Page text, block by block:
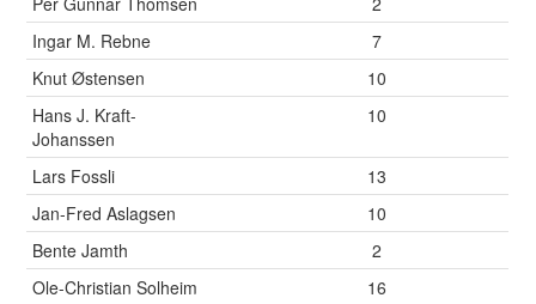
Ingar M. Rebne
7
Knut Østensen
10
Hans J. Kraft-
Johanssen
10
Lars Fossli
13
Jan-Fred Aslagsen
10
Bente Jamth
2
Ole-Christian Solheim
16